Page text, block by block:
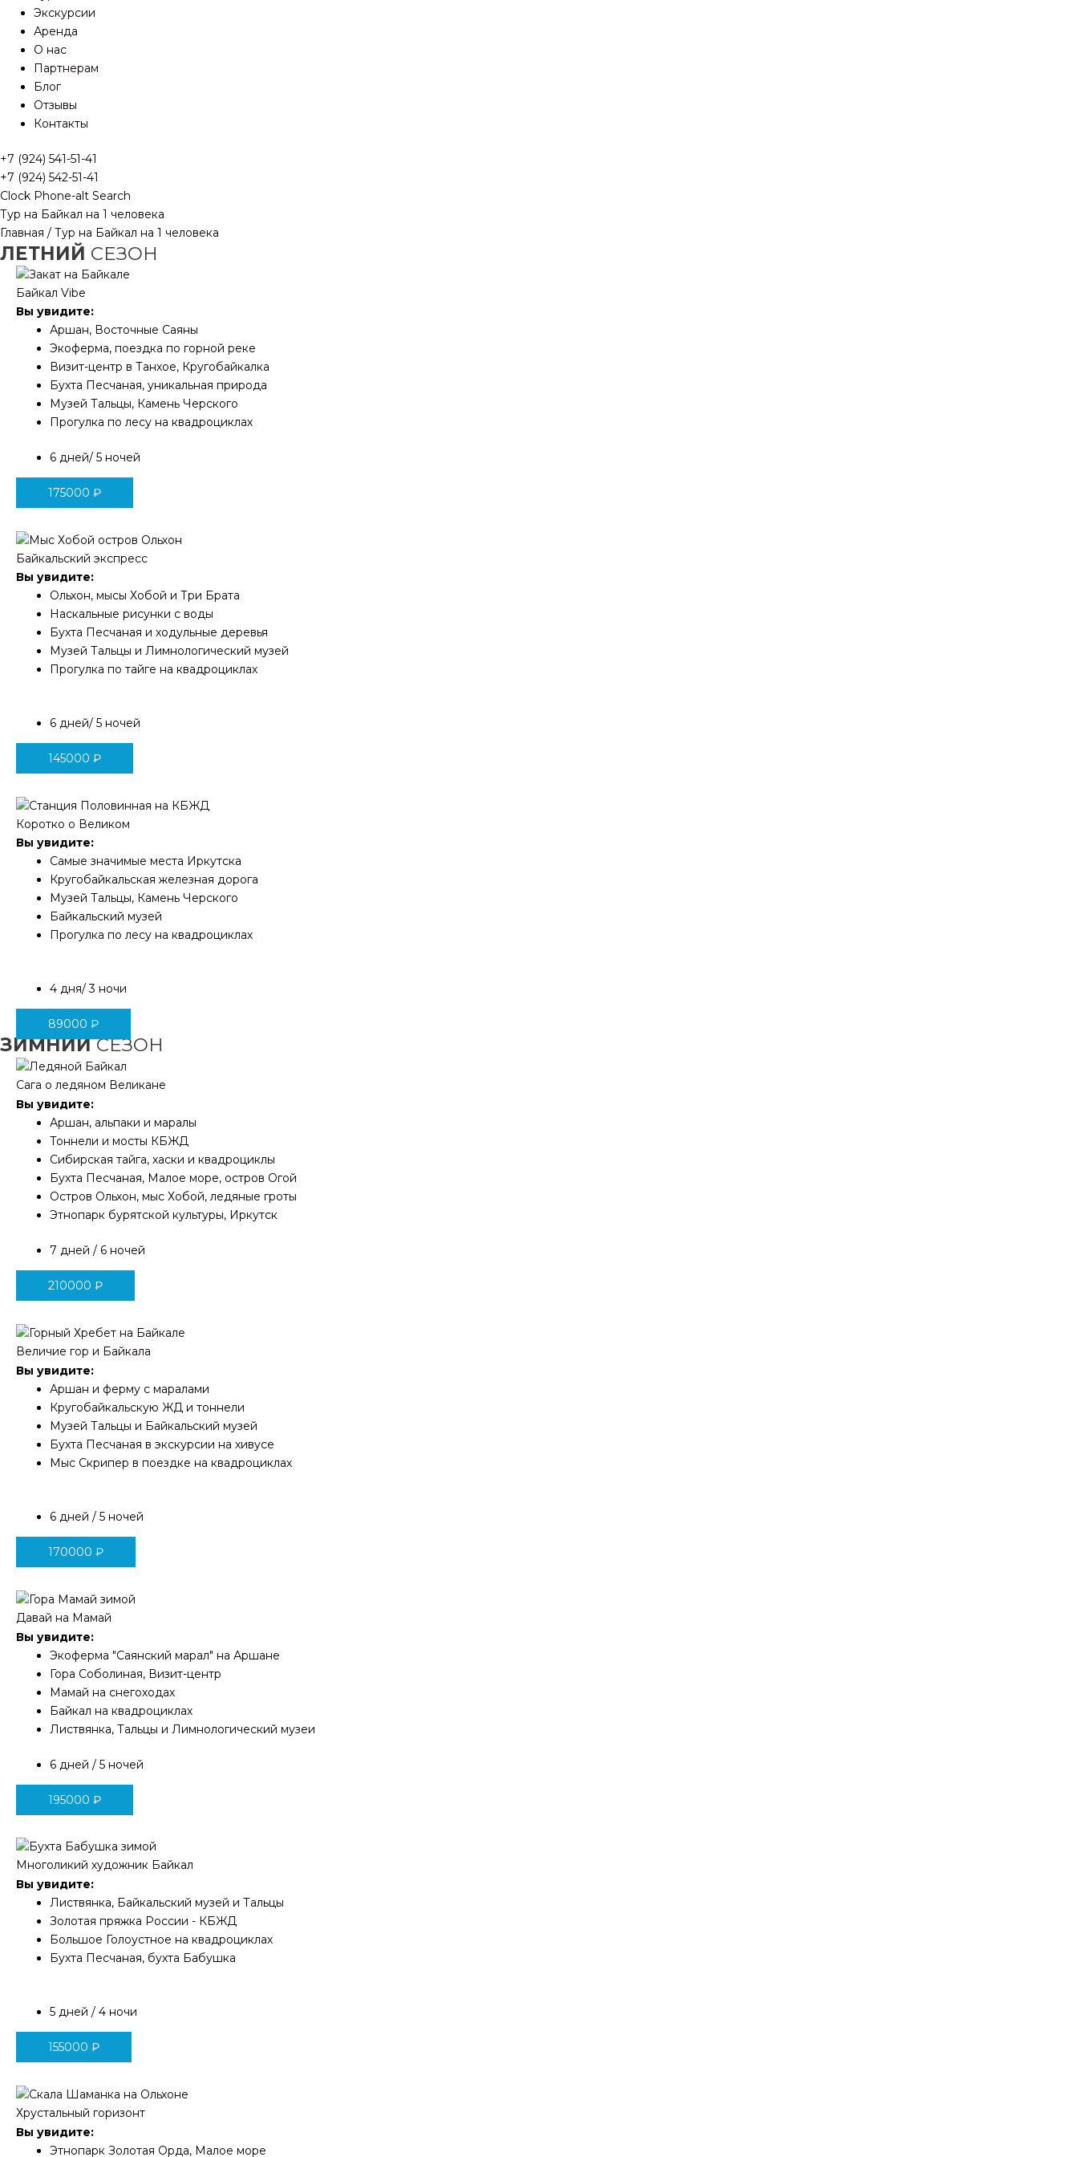
Экскурсии
Аренда
О нас
Партнерам
Блог
Отзывы
Контакты
+7 (924) 541-51-41
+7 (924) 542-51-41
Clock Phone-alt Search
Тур на Байкал на 1 человека
Главная / Тур на Байкал на 1 человека
ЛЕТНИЙ СЕЗОН
Байкал Vibe
Вы увидите:
Аршан, Восточные Саяны
Экоферма, поездка по горной реке
Визит-центр в Танхое, Кругобайкалка
Бухта Песчаная, уникальная природа
Музей Тальцы, Камень Черского
Прогулка по лесу на квадроциклах
6 дней/ 5 ночей
175000 ₽
Байкальский экспресс
Вы увидите:
Ольхон, мысы Хобой и Три Брата
Наскальные рисунки с воды
Бухта Песчаная и ходульные деревья
Музей Тальцы и Лимнологический музей
Прогулка по тайге на квадроциклах
6 дней/ 5 ночей
145000 ₽
Коротко о Великом
Вы увидите:
Самые значимые места Иркутска
Кругобайкальская железная дорога
Музей Тальцы, Камень Черского
Байкальский музей
Прогулка по лесу на квадроциклах
4 дня/ 3 ночи
89000 ₽
ЗИМНИЙСЕЗОН
Сага о ледяном Великане
Вы увидите:
Аршан, альпаки и маралы
Тоннели и мосты КБЖД
Сибирская тайга, хаски и квадроциклы
Бухта Песчаная, Малое море, остров Огой
Остров Ольхон, мыс Хобой, ледяные гроты
Этнопарк бурятской культуры, Иркутск
7 дней / 6 ночей
210000 ₽
Величие гор и Байкала
Вы увидите:
Аршан и ферму с маралами
Кругобайкальскую ЖД и тоннели
Музей Тальцы и Байкальский музей
Бухта Песчаная в экскурсии на хивусе
Мыс Скрипер в поездке на квадроциклах
6 дней / 5 ночей
170000 ₽
Давай на Мамай
Вы увидите:
Экоферма "Саянский марал" на Аршане
Гора Соболиная, Визит-центр
Мамай на снегоходах
Байкал на квадроциклах
Листвянка, Тальцы и Лимнологический музеи
6 дней / 5 ночей
195000 ₽
Многоликий художник Байкал
Вы увидите:
Листвянка, Байкальский музей и Тальцы
Золотая пряжка России - КБЖД
Большое Голоустное на квадроциклах
Бухта Песчаная, бухта Бабушка
5 дней / 4 ночи
155000 ₽
Хрустальный горизонт
Вы увидите:
Этнопарк Золотая Орда, Малое море